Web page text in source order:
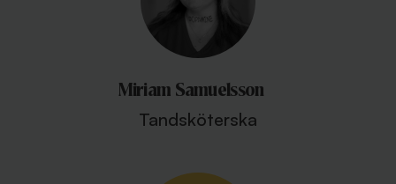
Miriam Samuelsson
Tandsköterska